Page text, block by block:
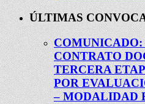
ÚLTIMAS
COMUNICADO:
CONTRATO
TERCERA
POR
– MODALIDAD